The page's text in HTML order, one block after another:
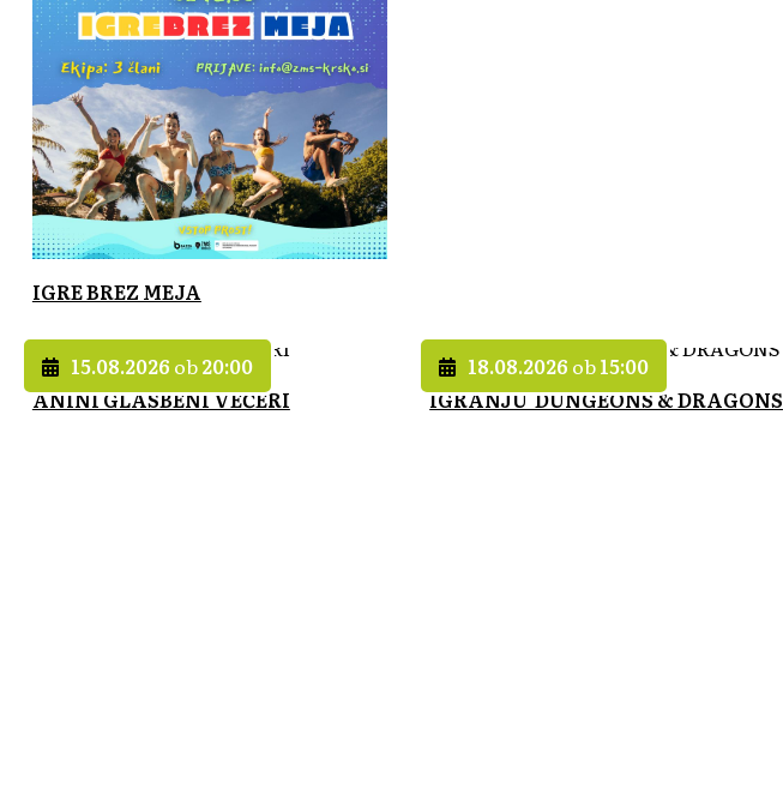
IGRE BREZ MEJA
15.08.2026 ob20:00
ANINI GLASBENI VEČERI
18.08.2026 ob15:00
IGRANJU DUNGEONS & DRAGONS